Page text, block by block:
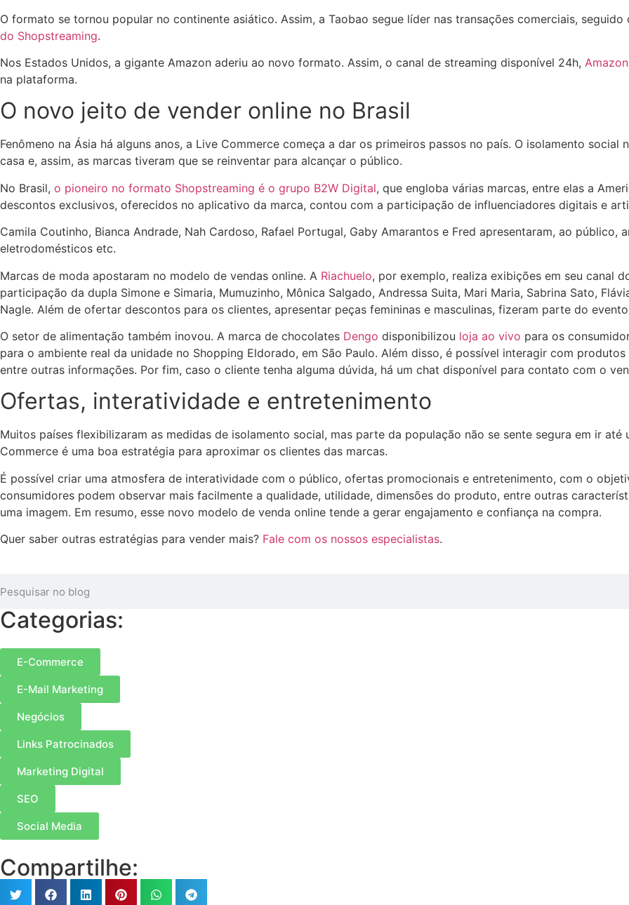
O formato se tornou popular no continente asiático. Assim, a Taobao segue líder nas transações comerciais, seguido
do Shopstreaming.
Nos Estados Unidos, a gigante Amazon aderiu ao novo formato. Assim, o canal de streaming disponível 24h,
na plataforma.
O novo jeito de vender online no Brasil
Fenômeno na Ásia há alguns anos, a Live Commerce começa a dar os primeiros passos no país. O isolamento
casa e, assim, as marcas tiveram que se reinventar para alcançar o público.
No Brasil, o pioneiro no formato Shopstreaming é o grupo B2W Digital, que engloba várias marcas, entre elas a
descontos exclusivos, oferecidos no aplicativo da marca, contou com a participação de influenciadores digitais e
Camila Coutinho, Bianca Andrade, Nah Cardoso, Rafael Portugal, Gaby Amarantos e Fred apresentaram, ao
eletrodomésticos etc.
Marcas de moda apostaram no modelo de vendas online. A Riachuelo, por exemplo, realiza exibições em seu canal
participação da dupla Simone e Simaria, Mumuzinho, Mônica Salgado, Andressa Suita, Mari Maria, Sabrina Sato,
Nagle. Além de ofertar descontos para os clientes, apresentar peças femininas e masculinas, fizeram parte do
O setor de alimentação também inovou. A marca de chocolates Dengo disponibilizou loja ao vivo para os
para o ambiente real da unidade no Shopping Eldorado, em São Paulo. Além disso, é possível interagir com
entre outras informações. Por fim, caso o cliente tenha alguma dúvida, há um chat disponível para contato com o
Ofertas, interatividade e entretenimento
Muitos países flexibilizaram as medidas de isolamento social, mas parte da população não se sente segura em ir
Commerce é uma boa estratégia para aproximar os clientes das marcas.
É possível criar uma atmosfera de interatividade com o público, ofertas promocionais e entretenimento, com o
consumidores podem observar mais facilmente a qualidade, utilidade, dimensões do produto, entre outras
uma imagem. Em resumo, esse novo modelo de venda online tende a gerar engajamento e confiança na compra.
Quer saber outras estratégias para vender mais? Fale com os nossos especialistas.
Categorias:
E-Commerce
E-Mail Marketing
Negócios
Links Patrocinados
Marketing Digital
SEO
Social Media
Compartilhe: